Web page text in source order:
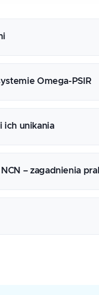
Omega-PSIR
Integracja
ich unikania
– zagadnienia